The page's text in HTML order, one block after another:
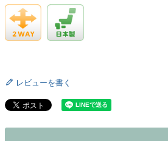
レビューを書く